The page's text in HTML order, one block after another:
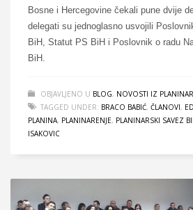
Bosne i Hercegovine čekali pune dvije
delegati su jednoglasno usvojili
BiH, Statut PS BiH i Poslovnik o radu
BiH.
OBJAVLJENO U BLOG, NOVOSTI IZ
TAGGED UNDER: BRACO BABIĆ, ČLANOVI,
PLANINA, PLANINARENJE, PLANINARSKI SAVEZ
ISAKOVIC